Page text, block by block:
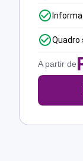
A partir de